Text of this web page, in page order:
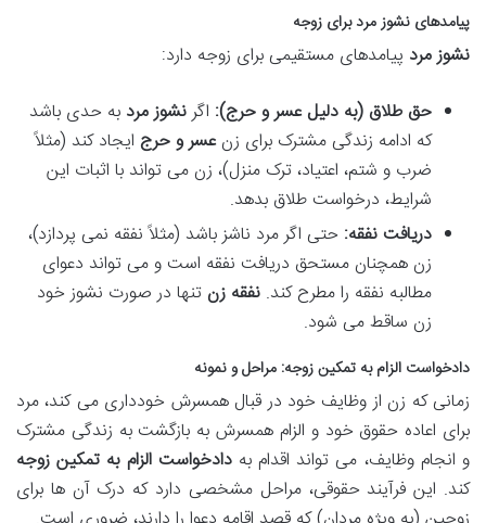
پیامدهای نشوز مرد برای زوجه
نشوز مرد پیامدهای مستقیمی برای زوجه دارد:
حق طلاق (به دلیل عسر و حرج): اگرنشوز مرد به حدی باشد
که ادامه زندگی مشترک برای زنعسر و حرج ایجاد کند (مثلاً
ضرب و شتم، اعتیاد، ترک منزل)، زن می تواند با اثبات این
شرایط، درخواست طلاق بدهد.
دریافت نفقه: حتی اگر مرد ناشز باشد (مثلاً نفقه نمی پردازد)،
زن همچنان مستحق دریافت نفقه است و می تواند دعوای
مطالبه نفقه را مطرح کند. نفقه زن تنها در صورت نشوز خود
زن ساقط می شود.
دادخواست الزام به تمکین زوجه: مراحل و نمونه
زمانی که زن از وظایف خود در قبال همسرش خودداری می کند، مرد
برای اعاده حقوق خود و الزام همسرش به بازگشت به زندگی مشترک
و انجام وظایف، می تواند اقدام بهدادخواست الزام به تمکین زوجه
کند. این فرآیند حقوقی، مراحل مشخصی دارد که درک آن ها برای